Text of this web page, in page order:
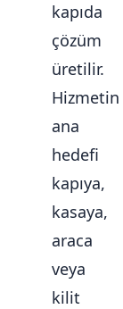
kapıda
çözüm
üretilir.
Hizmetin
ana
hedefi
kapıya,
kasaya,
araca
veya
kilit